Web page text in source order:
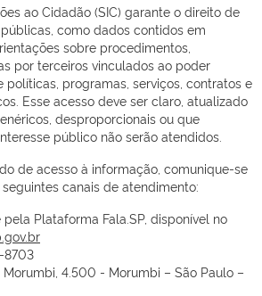
ao Cidadão (SIC) garante o direito de
como dados contidos em
sobre procedimentos,
por terceiros vinculados ao poder
políticas, programas, serviços, contratos e
Esse acesso deve ser claro, atualizado
desproporcionais ou que
público não serão atendidos.
de acesso à informação, comunique-se
canais de atendimento:
Plataforma Fala.SP, disponível no
8703
4.500 - Morumbi – São Paulo –